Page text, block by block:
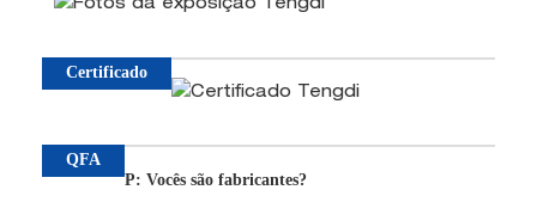
Certificado
QFA
P: Vocês são fabricantes?